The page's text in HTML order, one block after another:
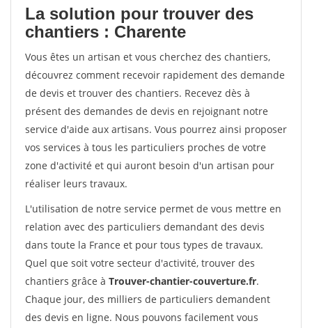
La solution pour trouver des
chantiers : Charente
Vous êtes un artisan et vous cherchez des chantiers,
découvrez comment recevoir rapidement des demande
de devis et trouver des chantiers. Recevez dès à
présent des demandes de devis en rejoignant notre
service d'aide aux artisans. Vous pourrez ainsi proposer
vos services à tous les particuliers proches de votre
zone d'activité et qui auront besoin d'un artisan pour
réaliser leurs travaux.
L'utilisation de notre service permet de vous mettre en
relation avec des particuliers demandant des devis
dans toute la France et pour tous types de travaux.
Quel que soit votre secteur d'activité, trouver des
chantiers grâce à Trouver-chantier-couverture.fr.
Chaque jour, des milliers de particuliers demandent
des devis en ligne. Nous pouvons facilement vous